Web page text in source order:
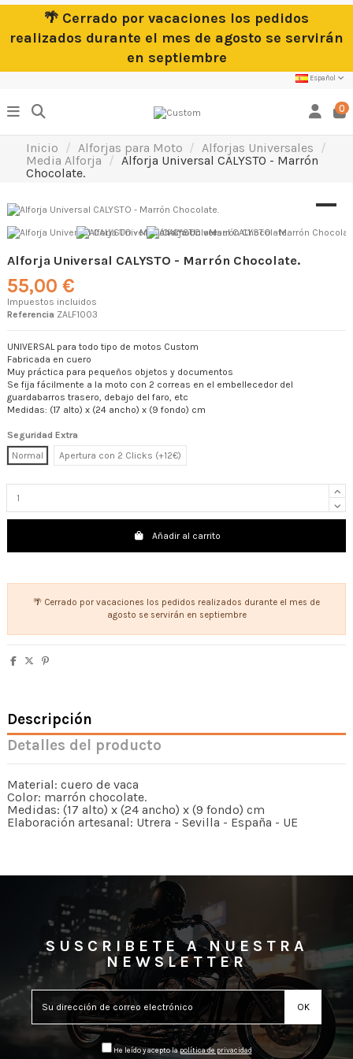
🌴 Cerrado por vacaciones los pedidos
realizados durante el mes de agosto se servirán
en septiembre
Español
0
Inicio Alforjas para Moto
Alforjas Universales
Media Alforja
Alforja Universal CALYSTO - Marrón
Chocolate.
Alforja Universal CALYSTO - Marrón Chocolate.
55,00 €
Impuestos incluidos
Referencia ZALF1003
UNIVERSAL para todo tipo de motos Custom
Fabricada en cuero
Muy práctica para pequeños objetos y documentos
Se fija fácilmente a la moto con 2 correas en el embellecedor del
guardabarros trasero, debajo del faro, etc
Medidas: (17 alto) x (24 ancho) x (9 fondo) cm
Seguridad Extra
Normal
Apertura con 2 Clicks (+12€)
Añadir al carrito
🌴 Cerrado por vacaciones los pedidos realizados durante el mes de
agosto se servirán en septiembre
Descripción
Detalles del producto
Material: cuero de vaca
Color: marrón chocolate.
Medidas: (17 alto) x (24 ancho) x (9 fondo) cm
Elaboración artesanal: Utrera - Sevilla - España - UE
SUSCRIBETE A NUESTRA
NEWSLETTER
He leído y acepto lapolítica de privacidad